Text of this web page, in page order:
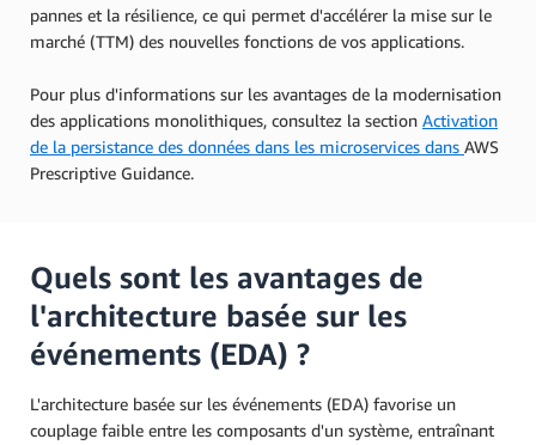
pannes et la résilience, ce qui permet d'accélérer la mise sur le
marché (TTM) des nouvelles fonctions de vos applications.
Pour plus d'informations sur les avantages de la modernisation
des applications monolithiques, consultez la section Activation
de la persistance des données dans les microservices dans AWS
Prescriptive Guidance.
Quels sont les avantages de
l'architecture basée sur les
événements (EDA) ?
L'architecture basée sur les événements (EDA) favorise un
couplage faible entre les composants d'un système, entraînant